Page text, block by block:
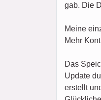
gab. Die
Meine
Mehr
Das
Update
erstellt